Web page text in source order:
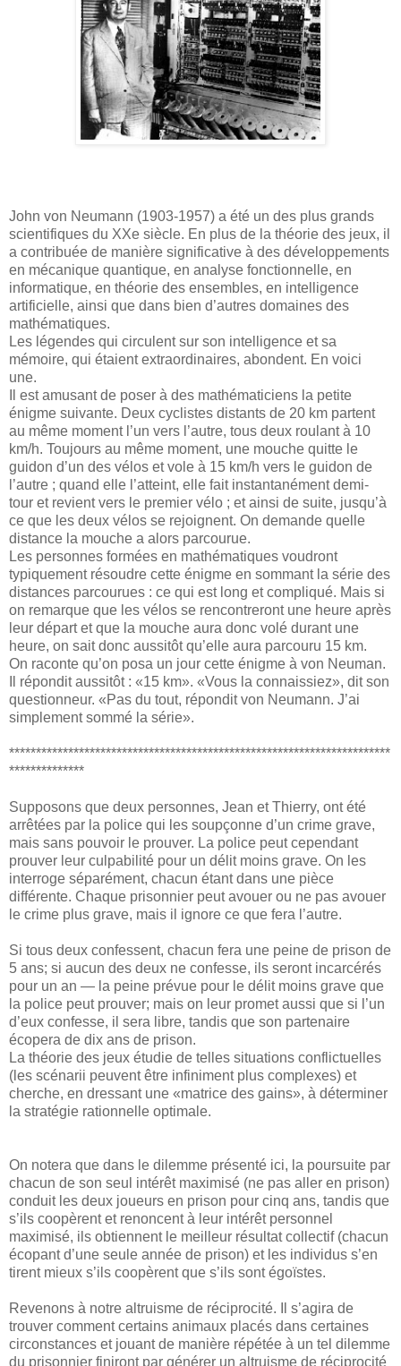
John von Neumann (1903-1957) a été un des plus grands
scientifiques du XXe siècle. En plus de la théorie des jeux, il
a contribuée de manière significative à des développements
en mécanique quantique, en analyse fonctionnelle, en
informatique, en théorie des ensembles, en intelligence
artificielle, ainsi que dans bien d’autres domaines des
mathématiques.
Les légendes qui circulent sur son intelligence et sa
mémoire, qui étaient extraordinaires, abondent. En voici
une.
Il est amusant de poser à des mathématiciens la petite
énigme suivante. Deux cyclistes distants de 20 km partent
au même moment l’un vers l’autre, tous deux roulant à 10
km/h. Toujours au même moment, une mouche quitte le
guidon d’un des vélos et vole à 15 km/h vers le guidon de
l’autre ; quand elle l’atteint, elle fait instantanément demi-
tour et revient vers le premier vélo ; et ainsi de suite, jusqu’à
ce que les deux vélos se rejoignent. On demande quelle
distance la mouche a alors parcourue.
Les personnes formées en mathématiques voudront
typiquement résoudre cette énigme en sommant la série des
distances parcourues : ce qui est long et compliqué. Mais si
on remarque que les vélos se rencontreront une heure après
leur départ et que la mouche aura donc volé durant une
heure, on sait donc aussitôt qu’elle aura parcouru 15 km.
On raconte qu’on posa un jour cette énigme à von Neuman.
Il répondit aussitôt : «15 km». «Vous la connaissiez», dit son
questionneur. «Pas du tout, répondit von Neumann. J’ai
simplement sommé la série».
***********************************************************************
**************
Supposons que deux personnes, Jean et Thierry, ont été
arrêtées par la police qui les soupçonne d’un crime grave,
mais sans pouvoir le prouver. La police peut cependant
prouver leur culpabilité pour un délit moins grave. On les
interroge séparément, chacun étant dans une pièce
différente. Chaque prisonnier peut avouer ou ne pas avouer
le crime plus grave, mais il ignore ce que fera l’autre.
Si tous deux confessent, chacun fera une peine de prison de
5 ans; si aucun des deux ne confesse, ils seront incarcérés
pour un an — la peine prévue pour le délit moins grave que
la police peut prouver; mais on leur promet aussi que si l’un
d’eux confesse, il sera libre, tandis que son partenaire
écopera de dix ans de prison.
La théorie des jeux étudie de telles situations conflictuelles
(les scénarii peuvent être infiniment plus complexes) et
cherche, en dressant une «matrice des gains», à déterminer
la stratégie rationnelle optimale.
On notera que dans le dilemme présenté ici, la poursuite par
chacun de son seul intérêt maximisé (ne pas aller en prison)
conduit les deux joueurs en prison pour cinq ans, tandis que
s’ils coopèrent et renoncent à leur intérêt personnel
maximisé, ils obtiennent le meilleur résultat collectif (chacun
écopant d’une seule année de prison) et les individus s’en
tirent mieux s’ils coopèrent que s’ils sont égoïstes.
Revenons à notre altruisme de réciprocité. Il s’agira de
trouver comment certains animaux placés dans certaines
circonstances et jouant de manière répétée à un tel dilemme
du prisonnier finiront par générer un altruisme de réciprocité